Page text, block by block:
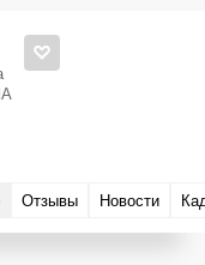
Отзывы Новости